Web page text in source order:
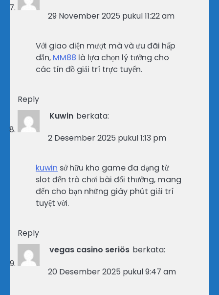
29 November 2025 pukul 11:22 am
Với giao diện mượt mà và ưu đãi hấp
dẫn, MM88 là lựa chọn lý tưởng cho
các tín đồ giải trí trực tuyến.
Reply
Kuwin berkata:
2 Desember 2025 pukul 1:13 pm
kuwin sở hữu kho game đa dạng từ
slot đến trò chơi bài đổi thưởng, mang
đến cho bạn những giây phút giải trí
tuyệt vời.
Reply
vegas casino seriös berkata:
20 Desember 2025 pukul 9:47 am